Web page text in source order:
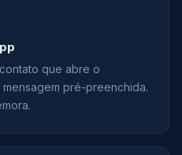
que abre o
pré-preenchida.